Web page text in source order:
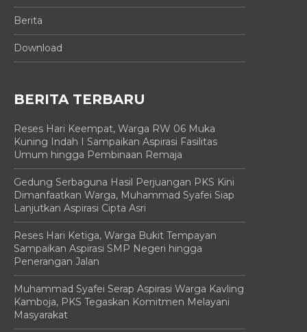
Berita
Download
BERITA TERBARU
Reses Hari Keempat, Warga RW 06 Muka
Kuning Indah I Sampaikan Aspirasi Fasilitas
Umum hingga Pembinaan Remaja
Gedung Serbaguna Hasil Perjuangan PKS Kini
Dimanfaatkan Warga, Muhammad Syafei Siap
Lanjutkan Aspirasi Cipta Asri
Reses Hari Ketiga, Warga Bukit Tempayan
Sampaikan Aspirasi SMP Negeri hingga
Penerangan Jalan
Muhammad Syafei Serap Aspirasi Warga Kavling
Kamboja, PKS Tegaskan Komitmen Melayani
Masyarakat